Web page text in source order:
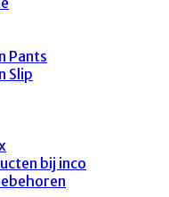
Pants
Slip
bij inco